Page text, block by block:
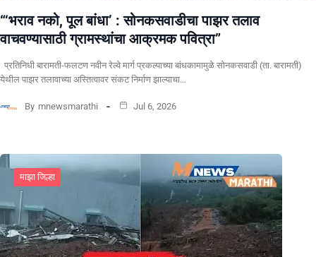
“‘भराव नको, पूल बांधा’ : सोनकसवाडीचा पाझर तलाव
वाचवण्यासाठी ग्रामस्थांचा आक्रमक पवित्रा”
प्रतिनिधी बारामती-फलटण नवीन रेल्वे मार्ग प्रकल्पाच्या बांधकामामुळे सोनकसवाडी (ता. बारामती)
येथील पाझर तलावाच्या अस्तित्वावर संकट निर्माण झाल्याचा…
By mnewsmarathi Jul 6, 2026
माझा जिल्हा